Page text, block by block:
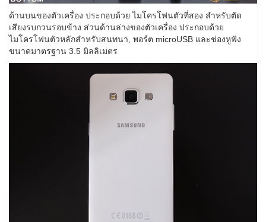
ด้านบนของตัวเครื่อง ประกอบด้วย ไมโครโฟนตัวที่สอง สำหรับตัด
เสียงรบกวนรอบข้าง ส่วนด้านล่างของตัวเครื่อง ประกอบด้วย
ไมโครโฟนตัวหลักสำหรับสนทนา, พอร์ต microUSB และช่องหูฟัง
ขนาดมาตรฐาน 3.5 มิลลิเมตร